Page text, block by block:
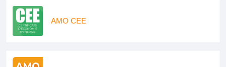
AMO CEE